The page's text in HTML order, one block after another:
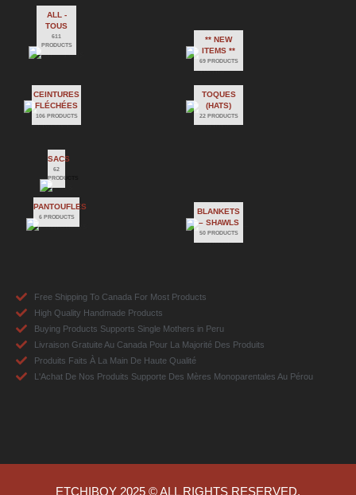
ALL -
TOUS
611
PRODUCTS
** NEW
ITEMS **
69 PRODUCTS
CEINTURES
FLÉCHÉES
106 PRODUCTS
TOQUES
(HATS)
22 PRODUCTS
SACS
62
PRODUCTS
PANTOUFLES
6 PRODUCTS
BLANKETS
– SHAWLS
50 PRODUCTS
Free Shipping To Canada For Most Products
High Quality Handmade Products
Buying Products Supports Single Mothers in Peru
Livraison Gratuite Au Canada Pour La Majorité Des Produits
Produits Faits À La Main De Haute Qualité
L'Achat De Nos Produits Supporte Des Mères Monoparentales Au Pérou
ETCHIBOY 2025 © ALL RIGHTS RESERVED.